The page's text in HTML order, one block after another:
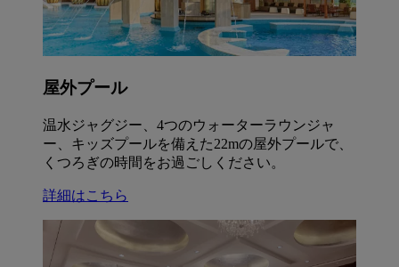
屋外プール
温水ジャグジー、4つのウォーターラウンジャ
ー、キッズプールを備えた22mの屋外プールで、
くつろぎの時間をお過ごしください。
詳細はこちら